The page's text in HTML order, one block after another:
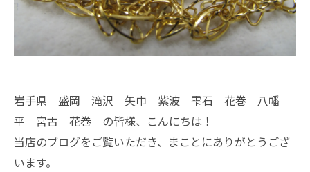
岩手県 盛岡 滝沢 矢巾 紫波 雫石 花巻 八幡
平 宮古 花巻 の皆様、こんにちは！
当店のブログをご覧いただき、まことにありがとうござ
います。